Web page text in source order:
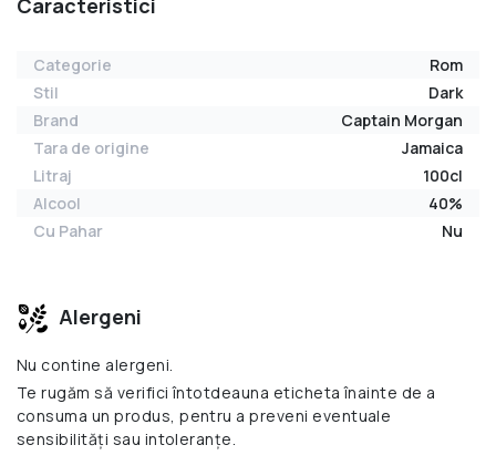
Caracteristici
Categorie
Rom
Stil
Dark
Brand
Captain Morgan
Tara de origine
Jamaica
Litraj
100cl
Alcool
40%
Cu Pahar
Nu
Alergeni
Nu contine alergeni.
Te rugăm să verifici întotdeauna eticheta înainte de a
consuma un produs, pentru a preveni eventuale
sensibilități sau intoleranțe.